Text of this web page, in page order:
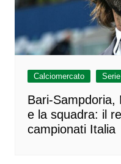
Calciomercato
Bari-Sampdoria,
e la squadra: il
campionati Italia